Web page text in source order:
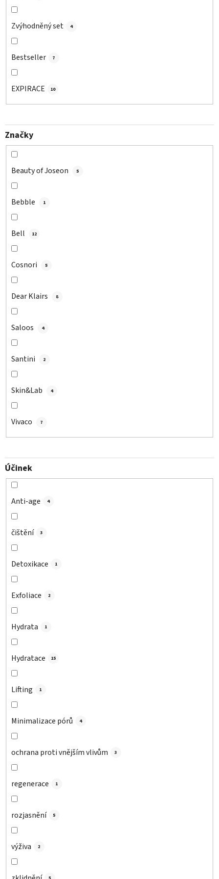
Zvýhodněný set 4
Bestseller 7
EXPIRACE 10
Značky
Beauty of Joseon 5
Bebble 1
Bell 12
Cosnori 5
Dear Klairs 8
Saloos 4
Santini 2
Skin&Lab 4
Vivaco 7
Účinek
Anti-age 4
čištění 3
Detoxikace 1
Exfoliace 2
Hydrata 1
Hydratace 15
Lifting 1
Minimalizace pórů 4
ochrana proti vnějším vlivům 3
regenerace 1
rozjasnění 5
výživa 2